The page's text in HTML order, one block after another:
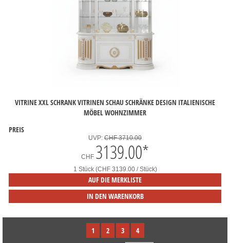
VITRINE XXL SCHRANK VITRINEN SCHAU SCHRÄNKE DESIGN ITALIENISCHE
MÖBEL WOHNZIMMER
PREIS
UVP: CHF 3710.00
CHF 3139.00*
1 Stück (CHF 3139.00 / Stück)
AUF DIE MERKLISTE
IN DEN WARENKORB
1 2 3
4